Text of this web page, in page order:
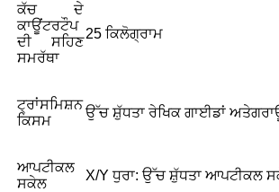
ਕੱਚ ਦੇ
ਕਾਊਂਟਰਟੌਪ
ਦੀ ਸਹਿਣ
ਸਮਰੱਥਾ
25 ਕਿਲੋਗ੍ਰਾਮ
ਟ੍ਰਾਂਸਮਿਸ਼ਨ
ਕਿਸਮ
ਉੱਚ ਸ਼ੁੱਧਤਾ ਰੇਖਿਕ ਗਾਈਡਾਂ ਅਤੇ
ਆਪਟੀਕਲ
ਸਕੇਲ
X/Y ਧੁਰਾ: ਉੱਚ ਸ਼ੁੱਧਤਾ ਆਪਟੀਕਲ